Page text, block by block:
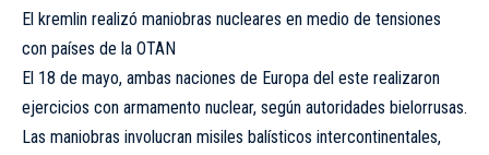
El kremlin realizó maniobras nucleares en medio de tensiones
con países de la OTAN
El 18 de mayo, ambas naciones de Europa del este realizaron
ejercicios con armamento nuclear, según autoridades bielorrusas.
Las maniobras involucran misiles balísticos intercontinentales,